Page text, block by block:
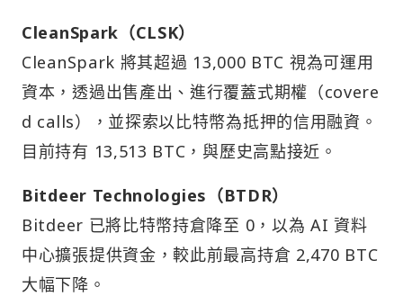
CleanSpark（CLSK）
CleanSpark 將其超過 13,000 BTC 視為可運用
資本，透過出售產出、進行覆蓋式期權（covere
d calls），並探索以比特幣為抵押的信用融資。
目前持有 13,513 BTC，與歷史高點接近。
Bitdeer Technologies（BTDR）
Bitdeer 已將比特幣持倉降至 0，以為 AI 資料
中心擴張提供資金，較此前最高持倉 2,470 BTC
大幅下降。